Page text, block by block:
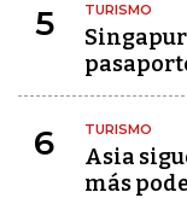
5 TURISMO
6 TURISMO
Asia
más